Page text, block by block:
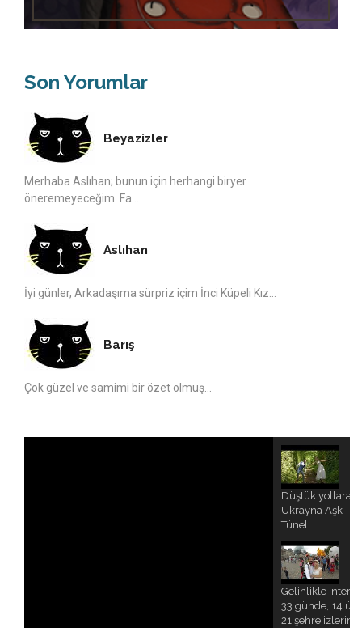
Son Yorumlar
Beyazizler
Merhaba Aslıhan; bunun için herhangi biryer
öneremeyeceğim. Fa...
Aslıhan
İyi günler, Arkadaşıma sürpriz içim İnci Küpeli Kız...
Barış
Çok güzel ve samimi bir özet olmuş...
Düştük yollara;
Ukrayna Aşk
Tüneli
Gelinlikle
33 günde, 14
21 şehre